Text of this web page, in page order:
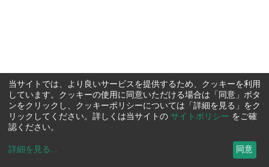
当サイトでは、より良いサービスを提供するため、クッキーを利用
しています。クッキーの使用に同意いただける場合は「同意」ボタ
ンをクリックし、クッキーポリシーについては「詳細を見る」をク
リックしてください。詳しくは当サイトの サイトポリシー をご確
認ください。
詳細を見る ... 同意